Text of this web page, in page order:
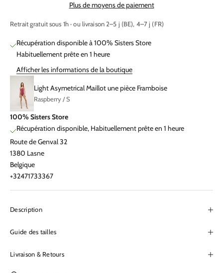
Plus de moyens de paiement
Retrait gratuit sous 1h · ou livraison 2–5 j (BE), 4–7 j (FR)
Récupération disponible à 100% Sisters Store
Habituellement prête en 1 heure
Afficher les informations de la boutique
Light Asymetrical Maillot une pièce Framboise
Raspberry / S
100% Sisters Store
Récupération disponible, Habituellement prête en 1 heure
Route de Genval 32
1380 Lasne
Belgique
+32471733367
Description
Guide des tailles
Livraison & Retours